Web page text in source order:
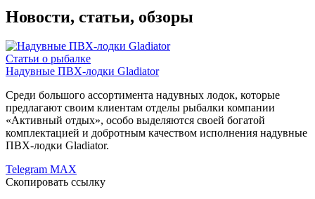
Новости, статьи, обзоры
Статьи о рыбалке
Надувные ПВХ-лодки Gladiator
Среди большого ассортимента надувных лодок, которые
предлагают своим клиентам отделы рыбалки компании
«Активный отдых», особо выделяются своей богатой
комплектацией и добротным качеством исполнения надувные
ПВХ-лодки Gladiator.
Telegram MAX
Скопировать ссылку